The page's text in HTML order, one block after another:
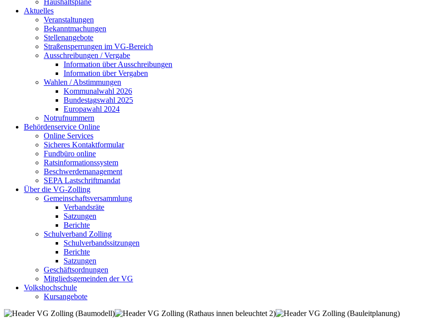
Haushaltspläne
Aktuelles
Veranstaltungen
Bekanntmachungen
Stellenangebote
Straßensperrungen im VG-Bereich
Ausschreibungen / Vergabe
Information über Ausschreibungen
Information über Vergaben
Wahlen / Abstimmungen
Kommunalwahl 2026
Bundestagswahl 2025
Europawahl 2024
Notrufnummern
Behördenservice Online
Online Services
Sicheres Kontaktformular
Fundbüro online
Ratsinformationssystem
Beschwerdemanagement
SEPA Lastschriftmandat
Über die VG-Zolling
Gemeinschaftsversammlung
Verbandsräte
Satzungen
Berichte
Schulverband Zolling
Schulverbandssitzungen
Berichte
Satzungen
Geschäftsordnungen
Mitgliedsgemeinden der VG
Volkshochschule
Kursangebote